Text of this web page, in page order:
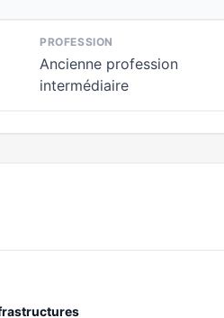
PROFESSION
Ancienne profession
intermédiaire